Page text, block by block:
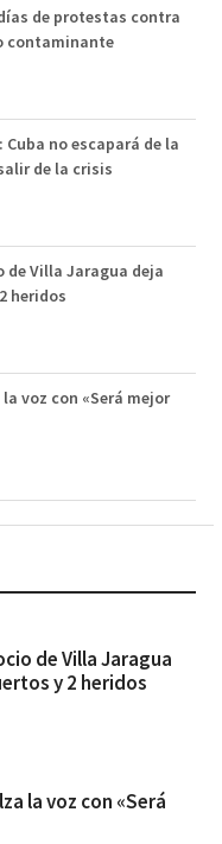
de protestas contra
contaminante
no escapará de la
de la crisis
de Villa Jaragua deja
heridos
voz con «Será mejor
de Villa Jaragua
y 2 heridos
la voz con «Será